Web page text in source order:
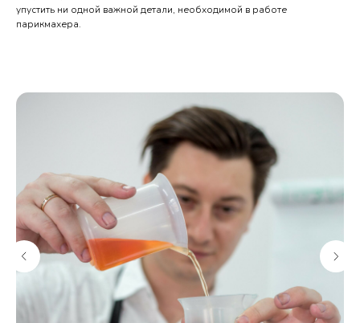
упустить ни одной важной детали, необходимой в работе
парикмахера.